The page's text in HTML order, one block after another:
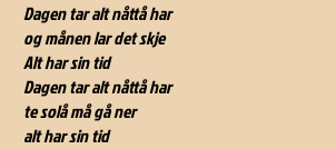
Dagen tar alt nåttå har
og månen lar det skje
Alt har sin tid
Dagen tar alt nåttå har
te solå må gå ner
alt har sin tid